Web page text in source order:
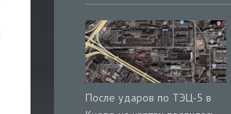
После ударов по ТЭЦ-5 в